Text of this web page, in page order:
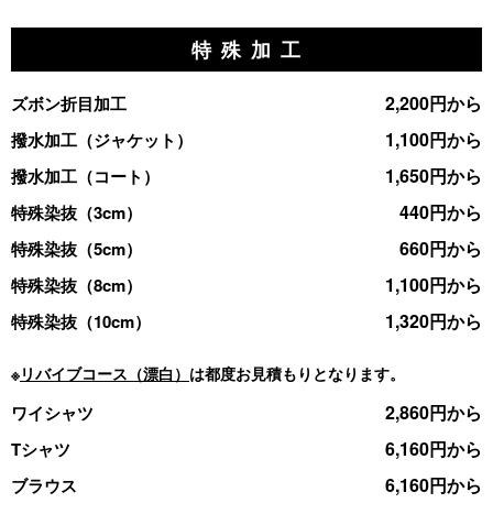
特 殊 加 工
ズボン折目加工 2,200円から
撥水加工（ジャケット） 1,100円から
撥水加工（コート） 1,650円から
特殊染抜（3cm） 440円から
特殊染抜（5cm） 660円から
特殊染抜（8cm） 1,100円から
特殊染抜（10cm） 1,320円から
※リバイブコース（漂白） は都度お見積もりとなります。
ワイシャツ 2,860円から
Tシャツ 6,160円から
ブラウス 6,160円から